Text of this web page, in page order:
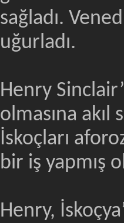
sağladı.
uğurladı.
Henry
olmasına
İskoçları
bir iş yapmış
Henry,